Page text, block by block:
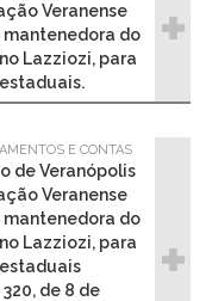
Veranense
mantenedora do
Lazziozi, para
E CONTAS
de Veranópolis
Veranense
mantenedora do
Lazziozi, para
de 8 de